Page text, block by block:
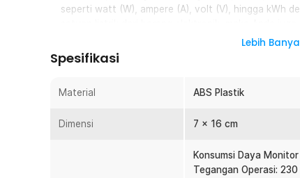
seperti watt (W), ampere (A), volt (V), hingga kWh
Pengatur Waktu
beroperasi. Dengan begitu, Anda bisa mendapat
Mudah Digunakan
stop kontak. Setelah tertempel pada stop kontak,
elektronik yang memiliki plug EU pada bagian stop
Lebih
Spesifikasi
Material ABS Plastik
Dimensi 7 x 16 cm
Konsumsi Daya
Tegangan Operasi: 230